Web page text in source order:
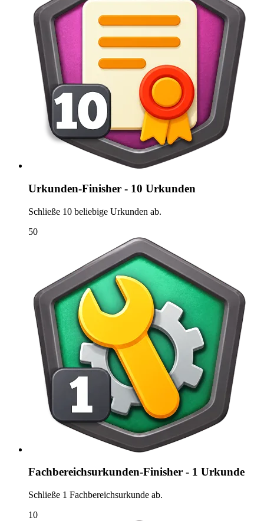
Urkunden-Finisher - 10 Urkunden
Schließe 10 beliebige Urkunden ab.
50
Fachbereichsurkunden-Finisher - 1 Urkunde
Schließe 1 Fachbereichsurkunde ab.
10